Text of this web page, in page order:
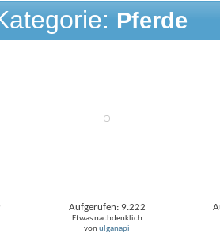
Pferde
Aufgerufen: 9.222
Etwas nachdenklich
von ulganapi